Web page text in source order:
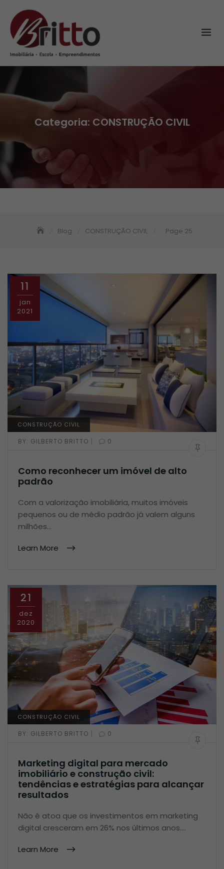
content
Categoria: CONSTRUÇÃO CIVIL
Blog CONSTRUÇÃO CIVIL Page 25
11
jan
2021
CONSTRUÇÃO CIVIL
BY: GILBERTO BRITTO | 0
Como reconhecer um imóvel de alto
padrão
Com a valorização imobiliária, muitos imóveis
pequenos ou de médio padrão já valem alguns
milhões…
Learn More
21
dez
2020
CONSTRUÇÃO CIVIL
BY: GILBERTO BRITTO | 0
Marketing digital para mercado
imobiliário e construção civil:
tendências e estratégias para alcançar
resultados
Não é atoa que os investimentos em marketing
digital cresceram em 26% nos últimos anos.…
Learn More